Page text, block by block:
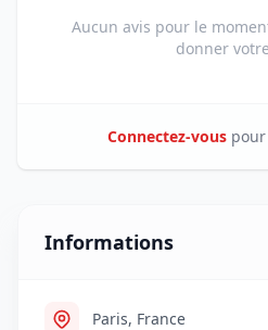
Aucun avis pour le
donner
Connectez-vous
Informations
Paris, France